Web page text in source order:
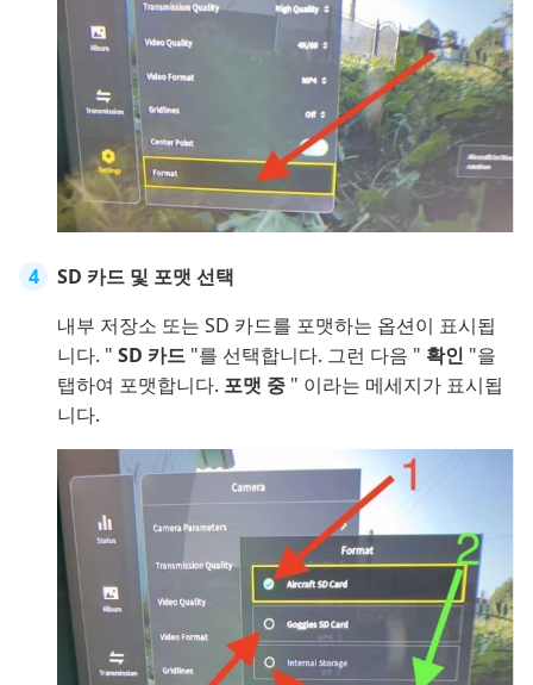
SD 카드 및 포맷 선택
내부 저장소 또는 SD 카드를 포맷하는 옵션이 표시됩
니다. " SD 카드 "를 선택합니다. 그런 다음 " 확인 "을
탭하여 포맷합니다. 포맷 중 " 이라는 메세지가 표시됩
니다.